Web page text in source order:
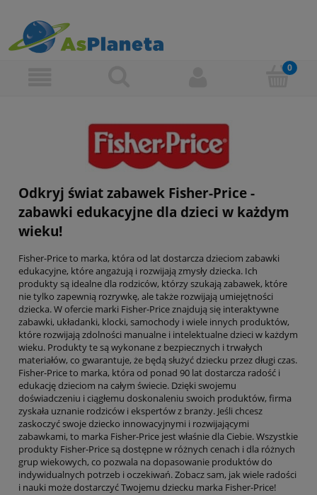
Odkryj świat zabawek Fisher-Price -
zabawki edukacyjne dla dzieci w każdym
wieku!
Fisher-Price to marka, która od lat dostarcza dzieciom zabawki
edukacyjne, które angażują i rozwijają zmysły dziecka. Ich
produkty są idealne dla rodziców, którzy szukają zabawek, które
nie tylko zapewnią rozrywkę, ale także rozwijają umiejętności
dziecka. W ofercie marki Fisher-Price znajdują się interaktywne
zabawki, układanki, klocki, samochody i wiele innych produktów,
które rozwijają zdolności manualne i intelektualne dzieci w każdym
wieku. Produkty te są wykonane z bezpiecznych i trwałych
materiałów, co gwarantuje, że będą służyć dziecku przez długi czas.
Fisher-Price to marka, która od ponad 90 lat dostarcza radość i
edukację dzieciom na całym świecie. Dzięki swojemu
doświadczeniu i ciągłemu doskonaleniu swoich produktów, firma
zyskała uznanie rodziców i ekspertów z branży. Jeśli chcesz
zaskoczyć swoje dziecko innowacyjnymi i rozwijającymi
zabawkami, to marka Fisher-Price jest właśnie dla Ciebie. Wszystkie
produkty Fisher-Price są dostępne w różnych cenach i dla różnych
grup wiekowych, co pozwala na dopasowanie produktów do
indywidualnych potrzeb i oczekiwań. Zobacz sam, jak wiele radości
i nauki może dostarczyć Twojemu dziecku marka Fisher-Price!